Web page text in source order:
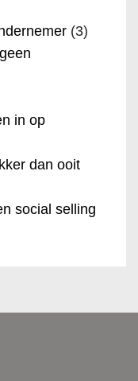
(3)
in op
dan ooit
social selling